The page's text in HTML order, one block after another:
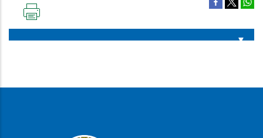
PÁGINA